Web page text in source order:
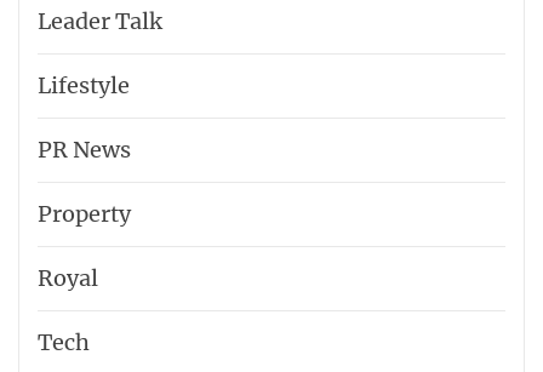
Leader Talk
Lifestyle
PR News
Property
Royal
Tech